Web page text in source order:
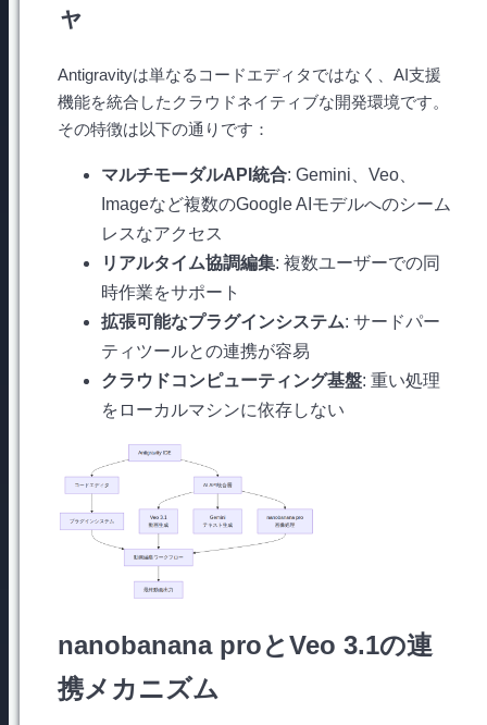
ャ
Antigravityは単なるコードエディタではなく、AI支援
機能を統合したクラウドネイティブな開発環境です。
その特徴は以下の通りです：
マルチモーダルAPI統合: Gemini、Veo、
Imageなど複数のGoogle AIモデルへのシーム
レスなアクセス
リアルタイム協調編集: 複数ユーザーでの同
時作業をサポート
拡張可能なプラグインシステム: サードパー
ティツールとの連携が容易
クラウドコンピューティング基盤: 重い処理
をローカルマシンに依存しない
nanobanana proとVeo 3.1の連
携メカニズム